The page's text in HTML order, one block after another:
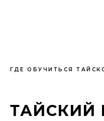
ГДЕ ОБУЧИТЬСЯ
ТАЙСКИЙ